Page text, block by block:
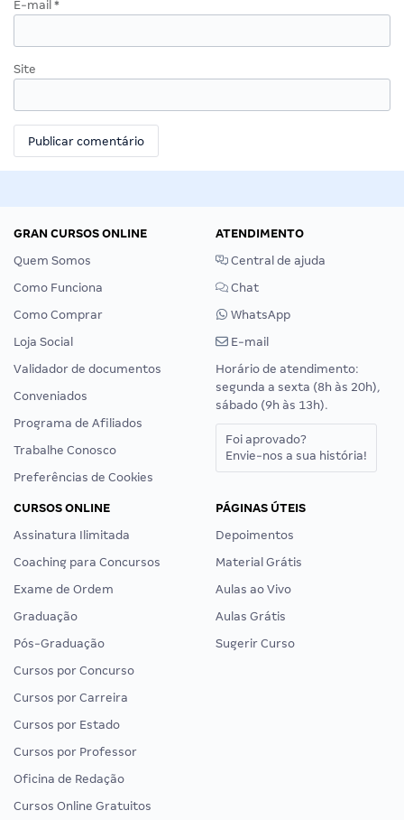
E-mail *
Site
GRAN CURSOS ONLINE
Quem Somos
Como Funciona
Como Comprar
Loja Social
Validador de documentos
Conveniados
Programa de Afiliados
Trabalhe Conosco
Preferências de Cookies
ATENDIMENTO
Central de ajuda
Chat
WhatsApp
E-mail
Horário de atendimento:
segunda a sexta (8h às 20h),
sábado (9h às 13h).
Foi aprovado?
Envie-nos a sua história!
CURSOS ONLINE
Assinatura Ilimitada
Coaching para Concursos
Exame de Ordem
Graduação
Pós-Graduação
Cursos por Concurso
Cursos por Carreira
Cursos por Estado
Cursos por Professor
Oficina de Redação
Cursos Online Gratuitos
PÁGINAS ÚTEIS
Depoimentos
Material Grátis
Aulas ao Vivo
Aulas Grátis
Sugerir Curso